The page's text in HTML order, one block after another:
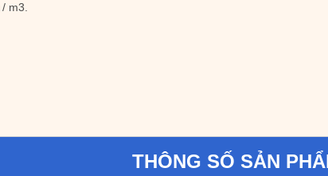
m3.
THÔNG SỐ SẢN